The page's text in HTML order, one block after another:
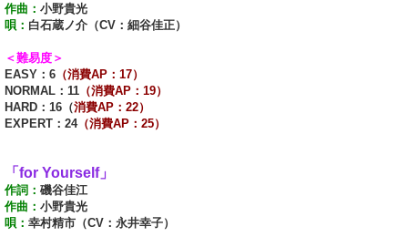
作曲： 小野貴光
唄： 白石蔵ノ介（CV：細谷佳正）
＜難易度＞
EASY：6 （消費AP：17）
NORMAL：11 （消費AP：19）
HARD：16（消費AP：22）
EXPERT：24（消費AP：25）
「for Yourself」
作詞： 磯谷佳江
作曲： 小野貴光
唄： 幸村精市（CV：永井幸子）